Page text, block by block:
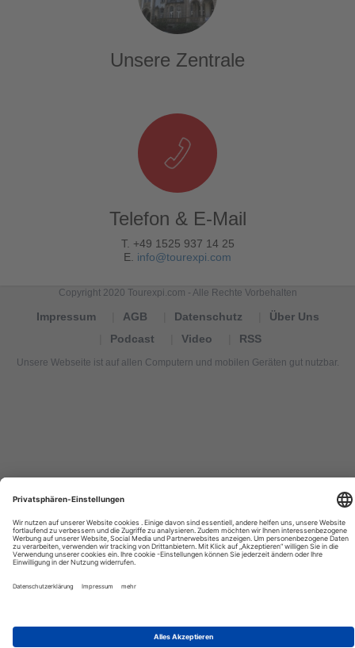
Unsere Zentrale
Telefon & E-Mail
T. +49 1525 937 14 25
E. info@tourexpi.com
Copyright 2020 Tourexpi.com - Alle Rechte Vorbehalten
Impressum AGB Datenschutz
Über Uns
Podcast
Video RSS
Unsere Webseite ist auf allen Computern und mobilen Geräten gut nutzbar.
turismo,
Tourismus
Nachrichten,
новости
туризма,
travel
international